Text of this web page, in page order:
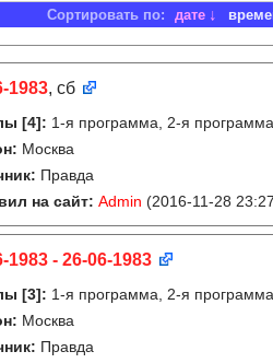
Сортировать по: дате
1983, сб
[4]: 1-я программа, 2-я
Москва
Правда
на сайт: Admin (2016-11-28
1983 - 26-06-1983
[3]: 1-я программа, 2-я
Москва
Правда